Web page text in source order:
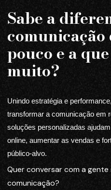
Sabe a
pouco e a
muito?
Unindo estratégia e
transformar a comunicação em
soluções personalizadas
online, aumentar as vendas e
público-alvo.
Quer conversar com a
comunicação?